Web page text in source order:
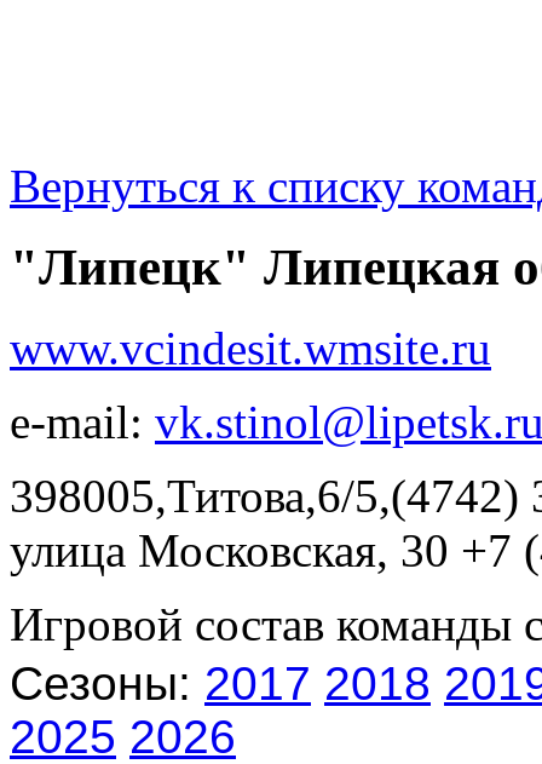
Вернуться к списку
"Липецк" Липецкая
www.vcindesit.wmsite.ru
e-mail:
398005,Титова,6/
улица Московская, 30 +7
Игровой состав команды
Сезоны: 2017 2018
2025 2026